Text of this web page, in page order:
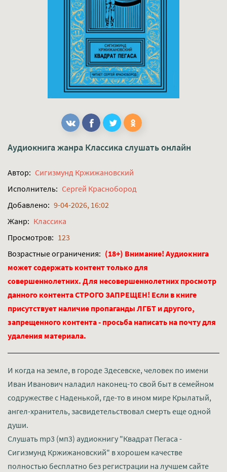
Аудиокнига жанра Классика слушать онлайн
Автор: Сигизмунд Кржижановский
Исполнитель: Сергей Краснобород
Добавлено: 9-04-2026, 16:02
Жанр: Классика
Просмотров: 123
Возрастные ограничения: (18+) Внимание! Аудиокнига
может содержать контент только для
совершеннолетних. Для несовершеннолетних просмотр
данного контента СТРОГО ЗАПРЕЩЕН! Если в книге
присутствует наличие пропаганды ЛГБТ и другого,
запрещенного контента - просьба написать на почту для
удаления материала.
И когда на земле, в городе Здесевске, человек по имени
Иван Иванович наладил наконец-то свой быт в семейном
содружестве с Наденькой, где-то в ином мире Крылатый,
ангел-хранитель, засвидетельствовал смерть еще одной
души.
Слушать mp3 (мп3) аудиокнигу "Квадрат Пегаса -
Сигизмунд Кржижановский" в хорошем качестве
полностью бесплатно без регистрации на лучшем сайте